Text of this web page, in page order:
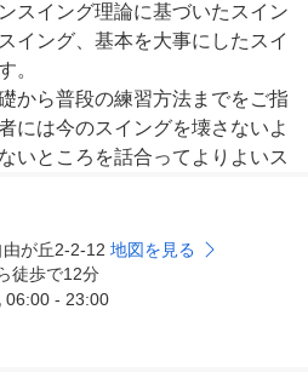
スイング理論に基づいたスイン
イング、基本を大事にしたスイ
。
から普段の練習方法までをご指
には今のスイングを壊さないよ
いところを話合ってよりよいス
して1歩1歩前進するようにあ
てゴルフのお手伝いをさせてい
には上達しません。1日1日の
に上達を目指していきましょう
が丘2-2-12 地図を見る
徒歩で12分
06:00 - 23:00